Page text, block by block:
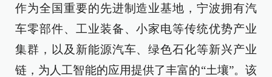
作为全国重要的先进制造业基地，宁波拥有汽
车零部件、工业装备、小家电等传统优势产业
集群，以及新能源汽车、绿色石化等新兴产业
链，为人工智能的应用提供了丰富的“土壤”。该